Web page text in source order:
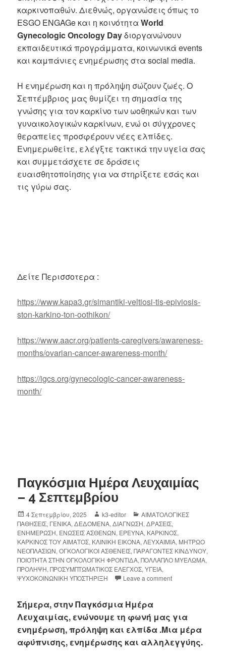
καρκινοπαθών. Διεθνώς, οργανώσεις όπως το
ESGO ENGAGe και η κοινότηταWorld
Gynecologic Oncology Dayδιοργανώνουν
εκπαιδευτικά προγράμματα, κοινωνικά events
και καμπάνιες ενημέρωσης στα social media.
Η ενημέρωση και η πρόληψη σώζουν ζωές. Ο
Σεπτέμβριος μας θυμίζει τη σημασία της
γνώσης για τον καρκίνο των ωοθηκών και των
γυναικολογικών καρκίνων, ενώ οι σύγχρονες
θεραπείες προσφέρουν νέες ελπίδες.
Ενημερωθείτε, ελέγξτε τακτικά την υγεία σας
και συμμετάσχετε σε δράσεις
ευαισθητοποίησης για να στηρίξετε εσάς και
τις γύρω σας.
Δείτε Περισσοτερα :
https://www.kapa3.gr/simantiki-veltiosi-tis-epiviosis-
ston-karkino-ton-oothikon/
https://www.aacr.org/patients-caregivers/awareness-
months/ovarian-cancer-awareness-month/
https://igcs.org/gynecologic-cancer-awareness-
month/
Παγκόσμια Ημέρα Λευχαιμίας
– 4 Σεπτεμβρίου
4 Σεπτεμβρίου, 2025 k3-editor
ΑΙΜΑΤΟΛΟΓΙΚΕΣ
ΠΑΘΗΣΕΙΣ, ΓΕΝΙΚΑ,ΔΕΔΟΜΕΝΑ,ΔΙΑΓΝΩΣΗ,ΔΡΑΣΕΙΣ,
ΕΝΗΜΕΡΩΣΗ, ΕΝΩΣΕΙΣ ΑΣΘΕΝΩΝ, ΕΡΕΥΝΑ, ΚΑΡΚΙΝΟΣ,
ΚΑΡΚΙΝΟΣ ΤΟΥ ΑΙΜΑΤΟΣ, ΚΛΙΝΙΚΗ ΕΙΚΟΝΑ,ΛΕΥΧΑΙΜΙΑ, ΜΗΤΡΩΟ
ΝΕΟΠΛΑΣΙΩΝ,ΟΓΚΟΛΟΓΙΚΟΙ ΑΣΘΕΝΕΙΣ,ΠΑΡΑΓΟΝΤΕΣ ΚΙΝΔΥΝΟΥ,
ΠΟΙΟΤΗΤΑ ΣΤΗΝ ΟΓΚΟΛΟΓΙΚΗ ΦΡΟΝΤΙΔΑ,ΠΟΛΛΑΠΛΟ ΜΥΕΛΩΜΑ,
ΠΡΟΛΗΨΗ,ΠΡΟΣΥΜΠΤΩΜΑΤΙΚΟΣ ΕΛΕΓΧΟΣ,ΥΓΕΙΑ,
ΨΥΧΟΚΟΙΝΩΝΙΚΗ ΥΠΟΣΤΗΡΙΞΗ
Leave a comment
Σήμερα, στην Παγκόσμια Ημέρα
Λευχαιμίας, ενώνουμε τη φωνή μας για
ενημέρωση, πρόληψη και ελπίδα .Μια μέρα
αφύπνισης, ενημέρωσης και αλληλεγγύης.